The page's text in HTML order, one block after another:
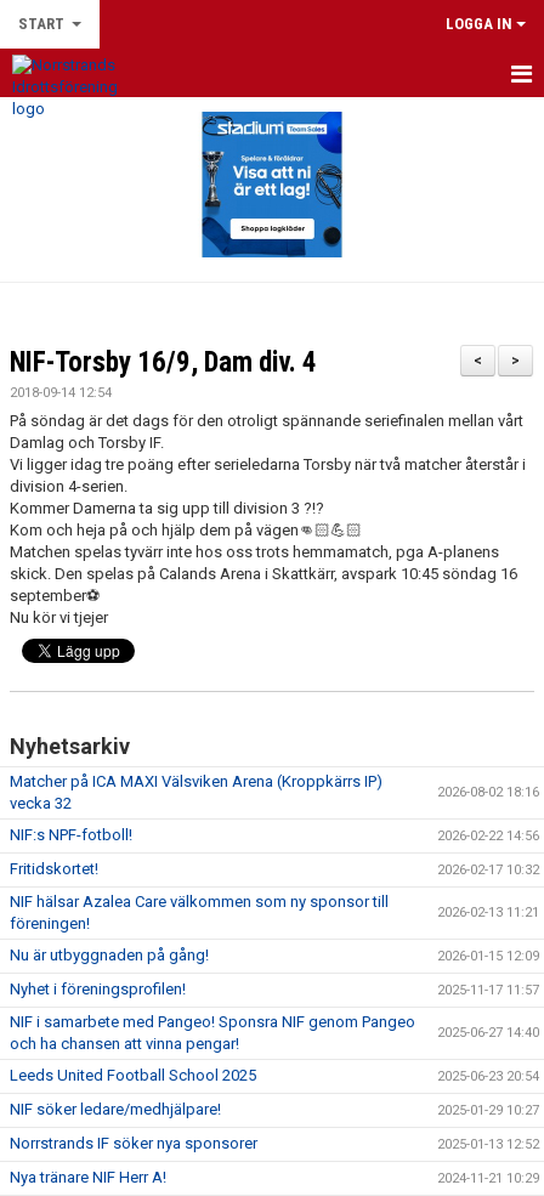
START LOGGA IN
HEM
LEEDS UNITED FOOTBALL SCHOOL 2026
NIF:S FOTBOLLSKOLLO 2026
VÅRA LAG
MATCHER
UNGDOMSDOMARE 2026
OM OSS
>
<
NIF-Torsby 16/9, Dam div. 4
2018-09-14 12:54
På söndag är det dags för den otroligt spännande seriefinalen mellan vårt
Damlag och Torsby IF.
Vi ligger idag tre poäng efter serieledarna Torsby när två matcher återstår i
division 4-serien.
Kommer Damerna ta sig upp till division 3 ?!?
Kom och heja på och hjälp dem på vägen👊🏻💪🏻
Matchen spelas tyvärr inte hos oss trots hemmamatch, pga A-planens
skick. Den spelas på Calands Arena i Skattkärr, avspark 10:45 söndag 16
september⚽️
Nu kör vi tjejer
Nyhetsarkiv
Matcher på ICA MAXI Välsviken Arena (Kroppkärrs IP)
vecka 32
2026-08-02 18:16
NIF:s NPF-fotboll! 2026-02-22 14:56
Fritidskortet! 2026-02-17 10:32
NIF hälsar Azalea Care välkommen som ny sponsor till
föreningen!
2026-02-13 11:21
Nu är utbyggnaden på gång! 2026-01-15 12:09
Nyhet i föreningsprofilen! 2025-11-17 11:57
NIF i samarbete med Pangeo! Sponsra NIF genom Pangeo
och ha chansen att vinna pengar!
2025-06-27 14:40
Leeds United Football School 2025 2025-06-23 20:54
NIF söker ledare/medhjälpare! 2025-01-29 10:27
Norrstrands IF söker nya sponsorer 2025-01-13 12:52
Nya tränare NIF Herr A! 2024-11-21 10:29